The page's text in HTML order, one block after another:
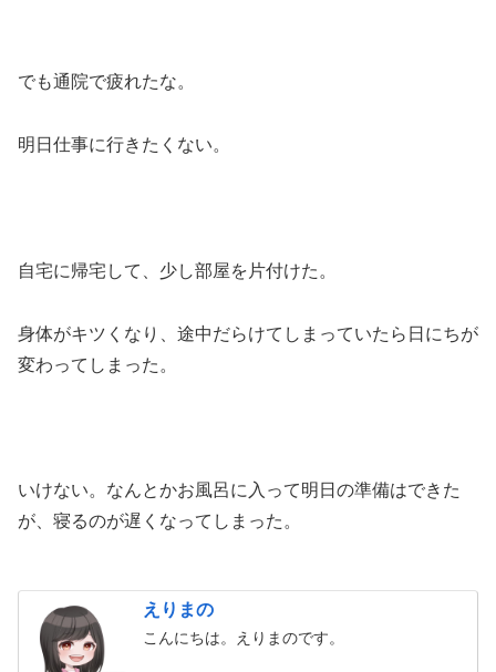
でも通院で疲れたな。
明日仕事に行きたくない。
自宅に帰宅して、少し部屋を片付けた。
身体がキツくなり、途中だらけてしまっていたら日にちが
変わってしまった。
いけない。なんとかお風呂に入って明日の準備はできた
が、寝るのが遅くなってしまった。
えりまの
こんにちは。えりまのです。